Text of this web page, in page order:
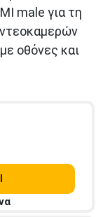
male για τη
οθόνες και